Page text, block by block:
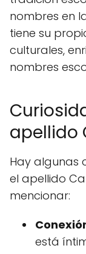
nombres en
tiene su
culturales,
nombres
apellido
Hay algunas
el apellido
mencionar:
está